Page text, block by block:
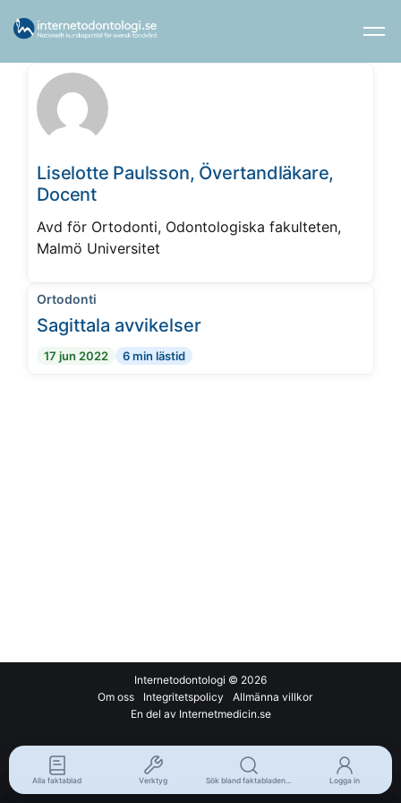
Liselotte Paulsson, Övertandläkare,
Docent
Avd för Ortodonti, Odontologiska fakulteten,
Malmö Universitet
Ortodonti
Sagittala avvikelser
17 jun 2022 6 min lästid
Internetodontologi © 2026
Om oss
Integritetspolicy
Allmänna villkor
En del av Internetmedicin.se
Alla faktablad Verktyg Sök bland faktabladen... Logga in